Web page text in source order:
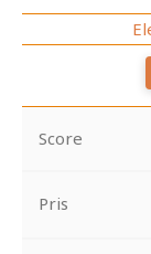
Score
Pris